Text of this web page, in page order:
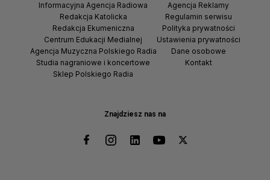
Znajdziesz nas na
Informacyjna Agencja Radiowa
Redakcja Katolicka
Redakcja Ekumeniczna
Centrum Edukacji Medialnej
Agencja Muzyczna Polskiego Radia
Studia nagraniowe i koncertowe
Sklep Polskiego Radia
Agencja Reklamy
Regulamin serwisu
Polityka prywatności
Ustawienia prywatności
Dane osobowe
Kontakt